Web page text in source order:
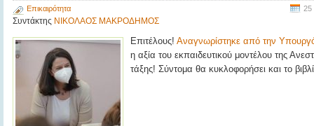
Επικαιρότητα 25
Συντάκτης ΝΙΚΟΛΑΟΣ ΜΑΚΡΟΔΗΜΟΣ
Επιτέλους! Αναγνωρίστηκε από την
η αξία του εκπαιδευτικού μοντέλου της
τάξης! Σύντομα θα κυκλοφορήσει και το